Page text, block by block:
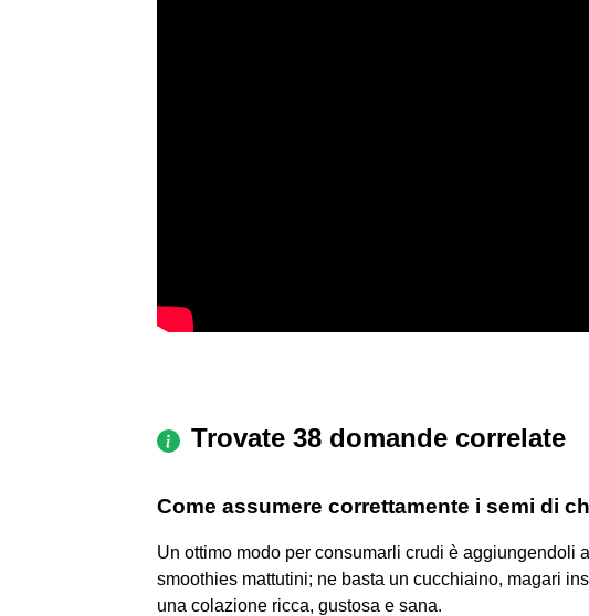
Trovate 38 domande correlate
Come assumere correttamente i semi di
Un ottimo modo per consumarli crudi è aggiungendoli
smoothies mattutini; ne basta un cucchiaino, magari
una colazione ricca, gustosa e sana.